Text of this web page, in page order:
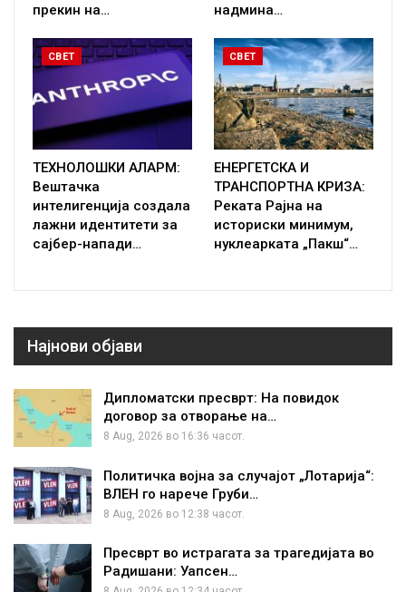
прекин на… надмина…
СВЕТ
ТЕХНОЛОШКИ АЛАРМ:
Вештачка
интелигенција создала
лажни идентитети за
сајбер-напади…
СВЕТ
ЕНЕРГЕТСКА И
ТРАНСПОРТНА КРИЗА:
Реката Рајна на
историски минимум,
нуклеарката „Пакш“…
Најнови објави
Дипломатски пресврт: На повидок
договор за отворање на…
8 Aug, 2026 во 16:36 часот.
Политичка војна за случајот „Лотарија“:
ВЛЕН го нарече Груби…
8 Aug, 2026 во 12:38 часот.
Пресврт во истрагата за трагедијата во
Радишани: Уапсен…